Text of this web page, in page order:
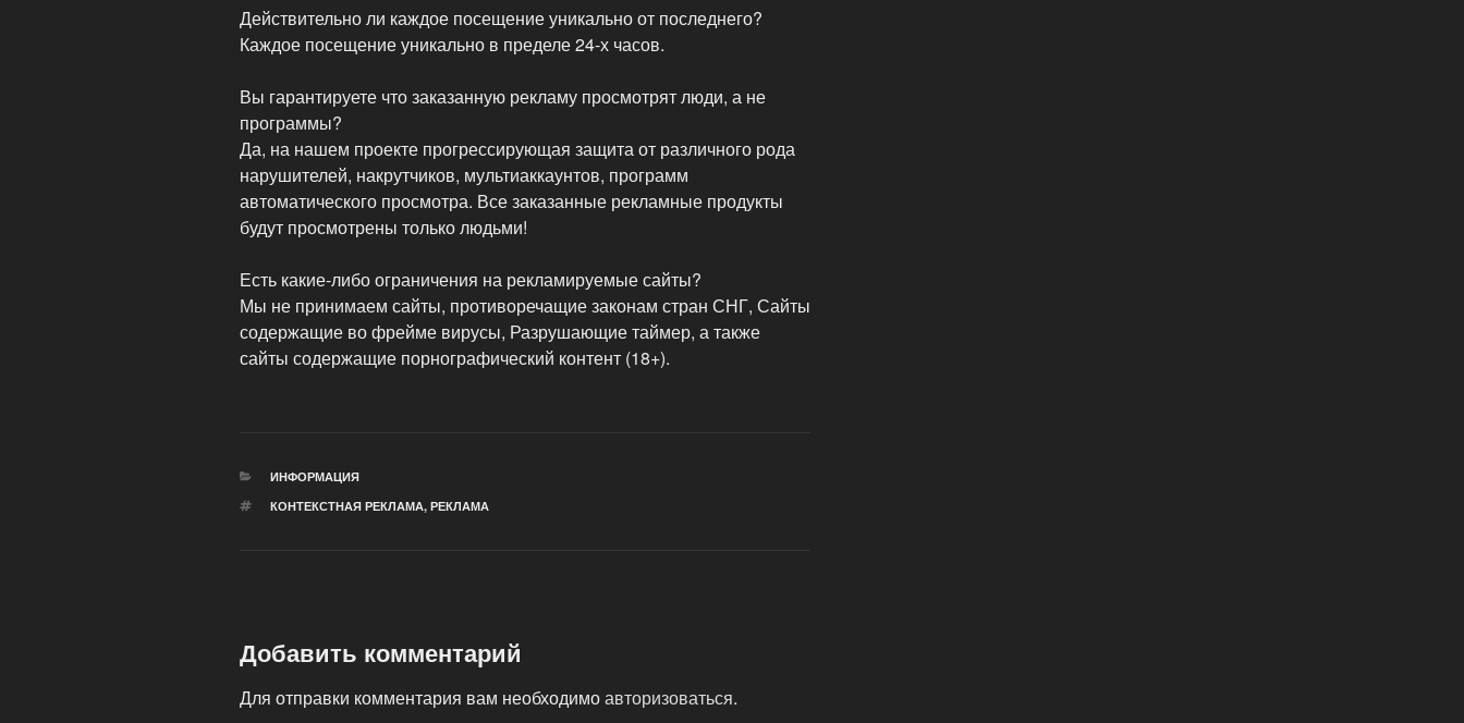
Действительно ли каждое посещение уникально от последнего?
Каждое посещение уникально в пределе 24-х часов.
Вы гарантируете что заказанную рекламу просмотрят люди, а не
программы?
Да, на нашем проекте прогрессирующая защита от различного рода
нарушителей, накрутчиков, мультиаккаунтов, программ
автоматического просмотра. Все заказанные рекламные продукты
будут просмотрены только людьми!
Есть какие-либо ограничения на рекламируемые сайты?
Мы не принимаем сайты, противоречащие законам стран СНГ, Сайты
содержащие во фрейме вирусы, Разрушающие таймер, а также
сайты содержащие порнографический контент (18+).
РУБРИКИ
ИНФОРМАЦИЯ
МЕТКИ
КОНТЕКСТНАЯ РЕКЛАМА, РЕКЛАМА
Добавить комментарий
Для отправки комментария вам необходимоавторизоваться.